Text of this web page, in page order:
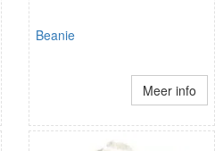
Beanie
Meer info